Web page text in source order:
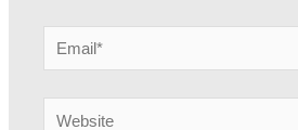
Email*
Website